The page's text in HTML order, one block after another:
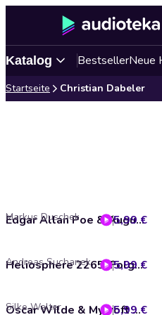
Katalog BestsellerNeue
Startseite Christian Dabeler
Edgar Allan Poe & Auguste Dupin, Folge 24: Draculas Urteil
Markus Duschek 5,99 €
Heliosphere 2265, Folge: Der letzte Schlüssel
Andreas Suchanek 5,99 €
Oscar Wilde & Mycroft Holmes, Sonderermittler der Krone, Folge 44: Dunkler Einfluss
Silke Walter 5,99 €